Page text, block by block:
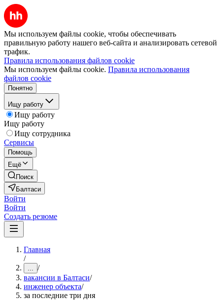
Мы используем файлы cookie, чтобы обеспечивать
правильную работу нашего веб-сайта и анализировать сетевой
трафик.
Правила использования файлов cookie
Мы используем файлы cookie. Правила использования
файлов cookie
Понятно
Ищу работу
Ищу работу
Ищу работу
Ищу сотрудника
Сервисы
Помощь
Ещё
Поиск
Балтаси
Войти
Войти
Создать резюме
Главная
/
... /
вакансии в Балтаси/
инженер объекта/
за последние три дня